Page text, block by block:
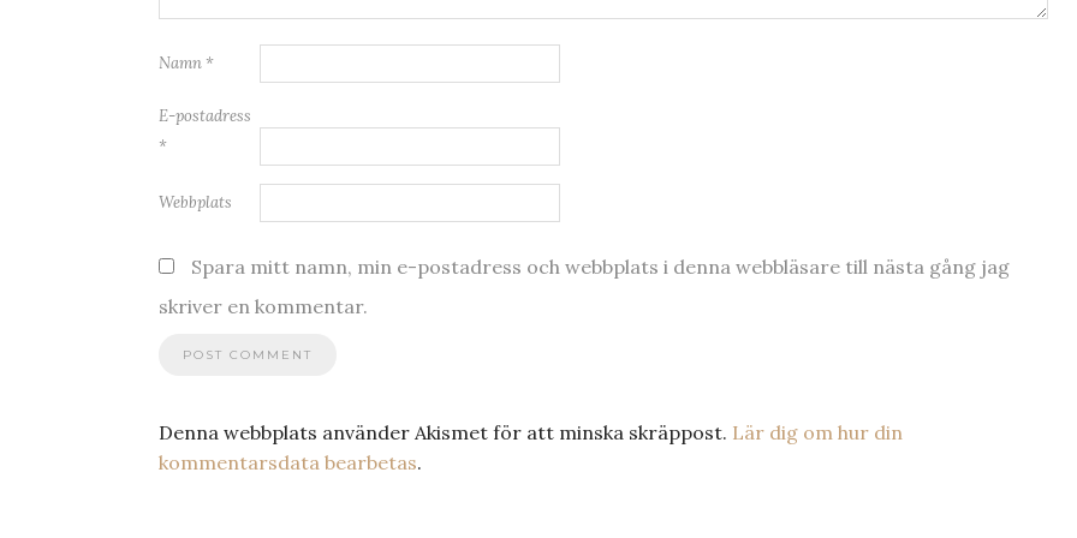
Namn *
E-postadress
*
Webbplats
Spara mitt namn, min e-postadress och webbplats i denna webbläsare till nästa gång jag
skriver en kommentar.
Denna webbplats använder Akismet för att minska skräppost. Lär dig om hur din
kommentarsdata bearbetas.